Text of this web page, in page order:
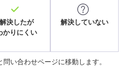
解決したが
かりにくい
解決していない
問い合わせページに移動します。